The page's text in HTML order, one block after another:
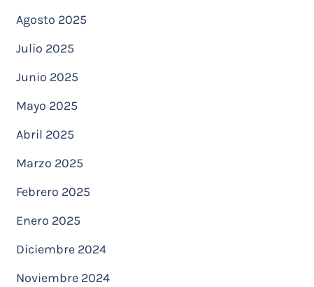
Agosto 2025
Julio 2025
Junio 2025
Mayo 2025
Abril 2025
Marzo 2025
Febrero 2025
Enero 2025
Diciembre 2024
Noviembre 2024